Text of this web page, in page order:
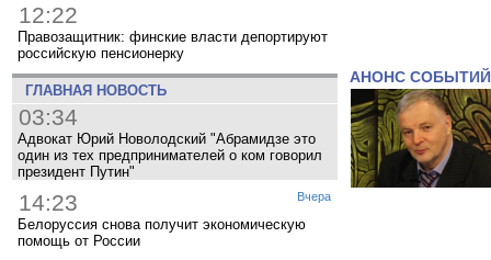
12:22
Правозащитник: финские власти депортируют
российскую пенсионерку
ГЛАВНАЯ НОВОСТЬ
03:34
Адвокат Юрий Новолодский "Абрамидзе это
один из тех предпринимателей о ком говорил
президент Путин"
Вчера
14:23
Белоруссия снова получит экономическую
помощь от России
АНОНС СОБЫТИЙ